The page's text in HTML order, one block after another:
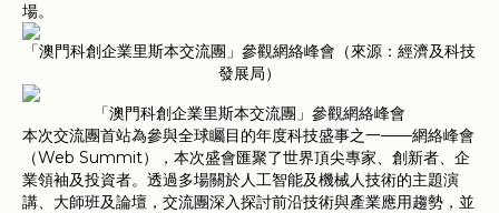
場。
「澳門科創企業里斯本交流團」參觀網絡峰會（來源：經濟及科技
發展局）
「澳門科創企業里斯本交流團」參觀網絡峰會
本次交流團首站為參與全球矚目的年度科技盛事之一——網絡峰會
（Web Summit），本次盛會匯聚了世界頂尖專家、創新者、企
業領袖及投資者。透過多場關於人工智能及機械人技術的主題演
講、大師班及論壇，交流團深入探討前沿技術與產業應用趨勢，並